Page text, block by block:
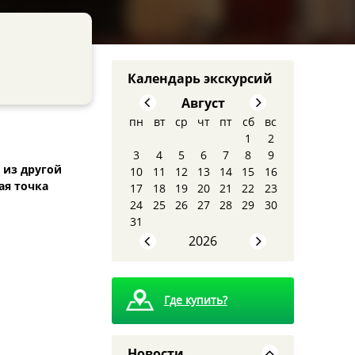
другой
точка
Календарь экскурсий
Август
пн вт ср чт пт сб
вс
1
2
3
4 5 6 7 8
9
10
11 12 13 14 15
16
17
18 19 20 21 22
23
24
25 26 27 28 29
30
31
2026
Где купить?
8 августа - Тайны
сталинских высоток:
экскурсия, которую вы
запомните